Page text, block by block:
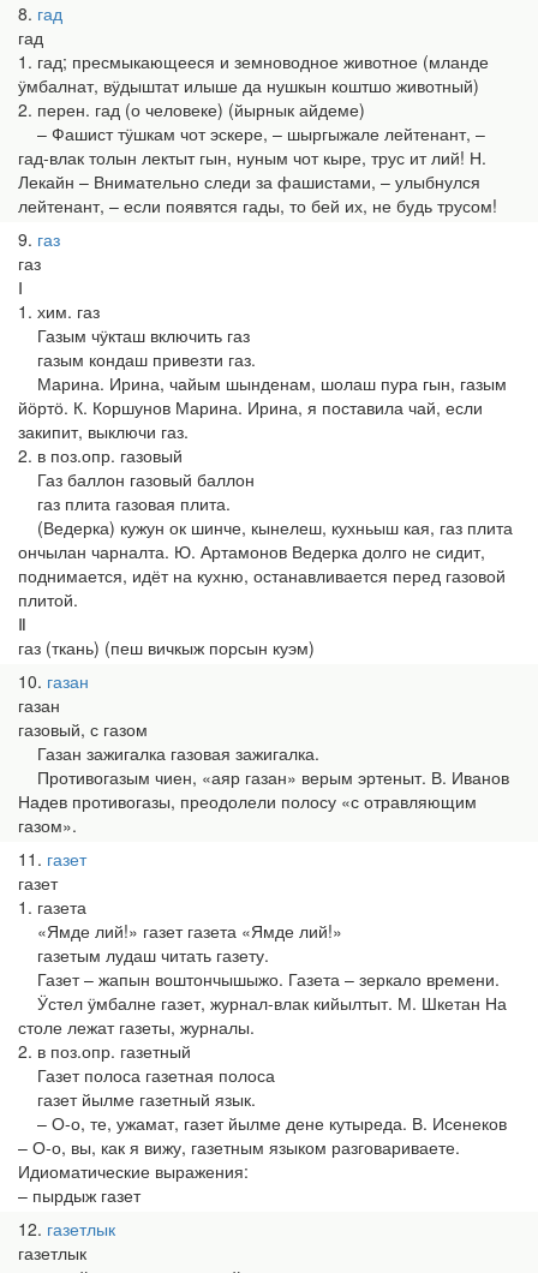
8 гад
гад
1. гад; пресмыкающееся и земноводное животное (мланде
ӱмбалнат, вӱдыштат илыше да нушкын коштшо животный)
2. перен. гад (о человеке) (йырнык айдеме)
– Фашист тӱшкам чот эскере, – шыргыжале лейтенант, –
гад-влак толын лектыт гын, нуным чот кыре, трус ит лий! Н.
Лекайн – Внимательно следи за фашистами, – улыбнулся
лейтенант, – если появятся гады, то бей их, не будь трусом!
9 газ
газ
Ⅰ
1. хим. газ
Газым чӱкташ включить газ
газым кондаш привезти газ.
Марина. Ирина, чайым шынденам, шолаш пура гын, газым
йӧртӧ. К. Коршунов Марина. Ирина, я поставила чай, если
закипит, выключи газ.
2. в поз.опр. газовый
Газ баллон газовый баллон
газ плита газовая плита.
(Ведерка) кужун ок шинче, кынелеш, кухньыш кая, газ плита
ончылан чарналта. Ю. Артамонов Ведерка долго не сидит,
поднимается, идёт на кухню, останавливается перед газовой
плитой.
Ⅱ
газ (ткань) (пеш вичкыж порсын куэм)
10 газан
газан
газовый, с газом
Газан зажигалка газовая зажигалка.
Противогазым чиен, «аяр газан» верым эртеныт. В. Иванов
Надев противогазы, преодолели полосу «с отравляющим
газом».
11 газет
газет
1. газета
«Ямде лий!» газет газета «Ямде лий!»
газетым лудаш читать газету.
Газет – жапын воштончышыжо. Газета – зеркало времени.
Ӱстел ӱмбалне газет, журнал-влак кийылтыт. М. Шкетан На
столе лежат газеты, журналы.
2. в поз.опр. газетный
Газет полоса газетная полоса
газет йылме газетный язык.
– О-о, те, ужамат, газет йылме дене кутыреда. В. Исенеков
– О-о, вы, как я вижу, газетным языком разговариваете.
Идиоматические выражения:
– пырдыж газет
12 газетлык
газетлык